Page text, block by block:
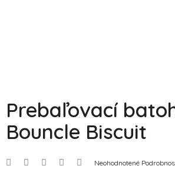
Prebaľovací
Bouncle Biscuit
Priemerné
Neohodnotené